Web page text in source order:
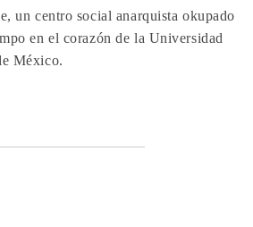
un centro social anarquista okupado
en el corazón de la Universidad
México.